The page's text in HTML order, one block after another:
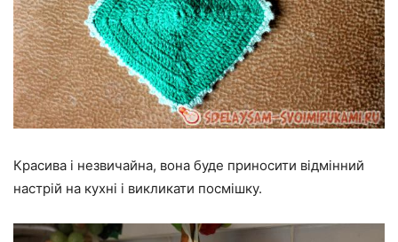
Красива і незвичайна, вона буде приносити відмінний
настрій на кухні і викликати посмішку.